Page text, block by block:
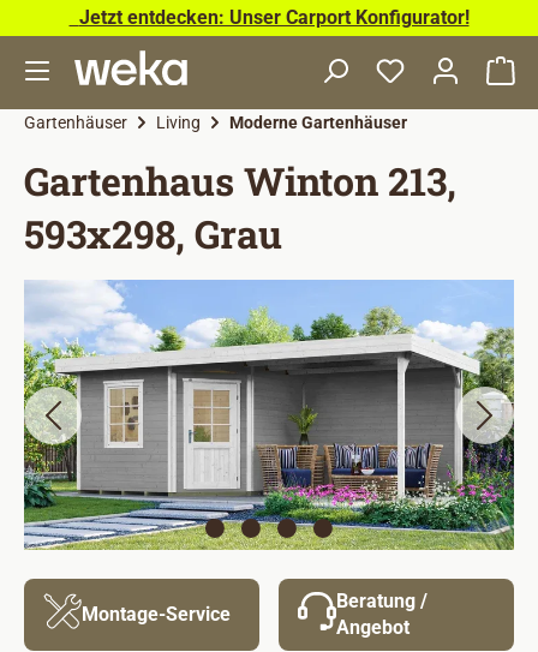
Zum Hauptinhalt springen
Jetzt entdecken: Unser Carport Konfigurator!
Gartenhäuser Living Moderne Gartenhäuser
Gartenhaus Winton 213,
593x298, Grau
Bildergalerie überspringen
Montage-Service
Beratung /
Angebot